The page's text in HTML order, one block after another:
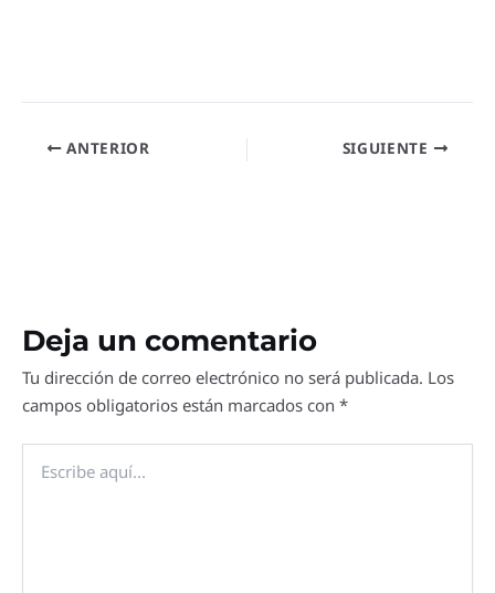
ANTERIOR SIGUIENTE
Deja un comentario
Tu dirección de correo electrónico no será publicada. Los
campos obligatorios están marcados con *
aquí...